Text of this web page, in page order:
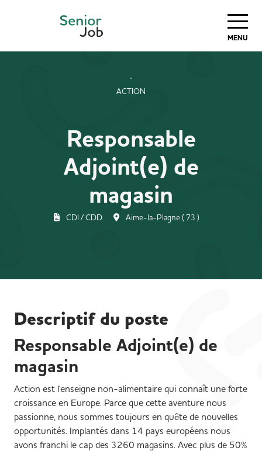
MENU
ACTION
Responsable
Adjoint(e) de
magasin
CDI / CDD Aime-la-Plagne ( 73 )
Descriptif du poste
Responsable Adjoint(e) de
magasin
Action est l'enseigne non-alimentaire qui connaît une forte
croissance en Europe. Parce que cette aventure nous
passionne, nous sommes toujours en quête de nouvelles
opportunités. Implantés dans 14 pays européens nous
avons franchi le cap des 3260 magasins. Avec plus de 50%